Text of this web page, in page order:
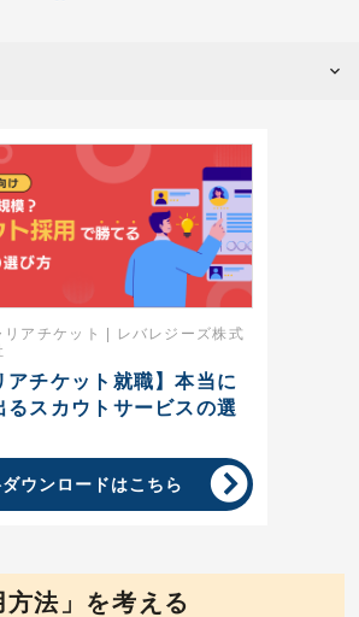
リアチケット | レバレジーズ株式
アチケット就職】本当に
るスカウトサービスの選
ウンロードはこちら
法」を考える